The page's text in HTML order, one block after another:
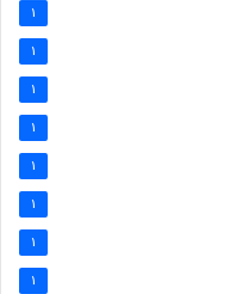
1
1
1
1
1
1
1
1